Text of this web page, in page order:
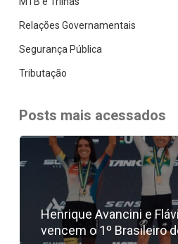
Relações Governamentais
Segurança Pública
Tributação
Posts mais acessados
Henrique Avancini e
vencem o 1º Brasileiro